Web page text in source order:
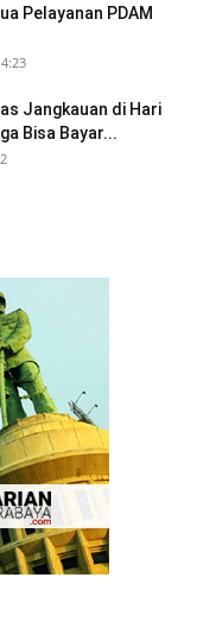
Pelayanan PDAM
Jangkauan di Hari
Bisa Bayar...